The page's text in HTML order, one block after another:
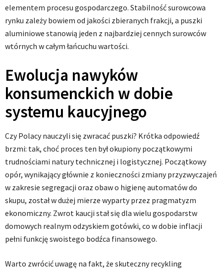
elementem procesu gospodarczego. Stabilność surowcowa
rynku zależy bowiem od jakości zbieranych frakcji, a puszki
aluminiowe stanowią jeden z najbardziej cennych surowców
wtórnych w całym łańcuchu wartości.
Ewolucja nawyków
konsumenckich w dobie
systemu kaucyjnego
Czy Polacy nauczyli się zwracać puszki? Krótka odpowiedź
brzmi: tak, choć proces ten był okupiony początkowymi
trudnościami natury technicznej i logistycznej. Początkowy
opór, wynikający głównie z konieczności zmiany przyzwyczajeń
w zakresie segregacji oraz obaw o higienę automatów do
skupu, został w dużej mierze wyparty przez pragmatyzm
ekonomiczny. Zwrot kaucji stał się dla wielu gospodarstw
domowych realnym odzyskiem gotówki, co w dobie inflacji
pełni funkcję swoistego bodźca finansowego.
Warto zwrócić uwagę na fakt, że skuteczny recykling